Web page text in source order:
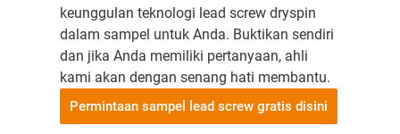
keunggulan teknologi lead screw dryspin
dalam sampel untuk Anda. Buktikan sendiri
dan jika Anda memiliki pertanyaan, ahli
kami akan dengan senang hati membantu.
Permintaan sampel lead screw gratis disini